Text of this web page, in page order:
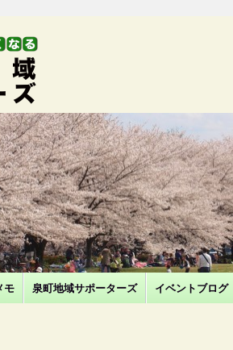
モ 泉町地域サポーターズ イベントブログ